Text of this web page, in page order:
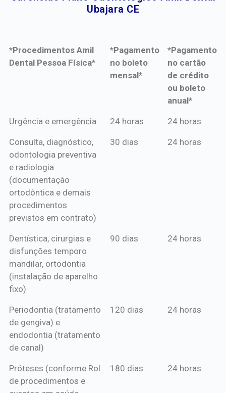
Ubajara CE​
*Procedimentos Amil
Dental Pessoa Física*
*Pagamento
no boleto
mensal*
*Pagamento
no cartão
de crédito
ou boleto
anual*
*Procedimentos Amil
*Pagamento
mensal*
*Pagamento
de crédito
Urgência e emergência 24 horas 24 horas
Consulta, diagnóstico,
odontologia preventiva
e radiologia
(documentação
ortodôntica e demais
procedimentos
previstos em contrato)
30 dias 24 horas
Dentística, cirurgias e
disfunções temporo
mandilar, ortodontia
(instalação de aparelho
fixo)
90 dias 24 horas
Periodontia (tratamento
de gengiva) e
endodontia (tratamento
de canal)
120 dias 24 horas
Próteses (conforme Rol
de procedimentos e
180 dias 24 horas